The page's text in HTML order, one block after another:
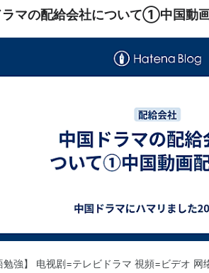
ラマの配給会社について①中国動
勉強】 电视剧=テレビドラマ 視頻=ビデオ